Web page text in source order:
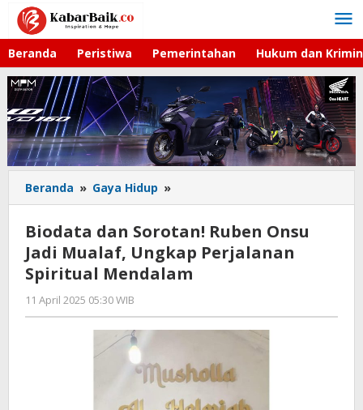
Lewati
konten
Beranda Peristiwa Pemerintahan Hukum dan
Beranda » Gaya Hidup »
dan
Ruben
Onsu
Jadi
Biodata dan Sorotan! Ruben Onsu
Jadi Mualaf, Ungkap Perjalanan
Spiritual Mendalam
11 April 2025 05:30 WIB
Lilis
Dewi